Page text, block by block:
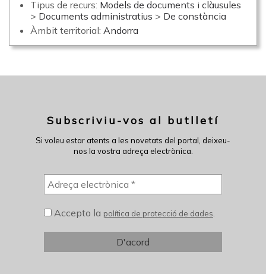
Tipus de recurs: Models de documents i clàusules
> Documents administratius > De constància
Àmbit territorial: Andorra
Subscriviu-vos al butlletí
Si voleu estar atents a les novetats del portal, deixeu-
nos la vostra adreça electrònica.
Accepto la política de protecció de dades.